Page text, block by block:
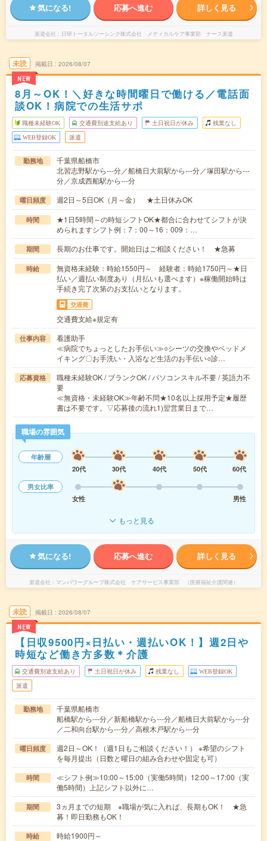
気になる! 応募へ進む 詳しく見る
派遣会社 日研トータルソーシング株式会社 メディカルケア事業部 ナース派遣
未読
NEW
掲載日 2026/08/07
8月～OK！＼好きな時間曜日で働ける／電話面
談OK！病院での生活サポ
職種未経験OK 交通費別途支給あり 土日祝日が休み 残業なし
WEB登録OK 派遣
勤務地
千葉県船橋市
北習志野駅から---分／船橋日大前駅から---分／塚田駅から---
分／京成西船駅から---分
曜日頻度 週2日～5日OK（月～金） ★土日休みOK
時間
★1日5時間～の時短シフトOK★都合に合わせてシフトが決
められますシフト例：7：00～16：009：…
期間 長期のお仕事です。開始日はご相談ください！ ★急募
時給
無資格未経験：時給1550円～ 経験者：時給1750円～★日
払い／週払い制度あり（月払いも選べます）※稼働開始時は
手続き完了次第のお支払いとなります。
交通費
交通費支給※規定有
仕事内容
看護助手
≪病院でちょっとしたお手伝い≫○シーツの交換やベッドメ
イキング〇お手洗い・入浴など生活のお手伝い○診…
応募資格
職種未経験OK / ブランクOK / パソコンスキル不要 / 英語力不
要
≪無資格・未経験OK≫年齢不問★10名以上採用予定★履歴
書は不要です。▽応募後の流れ1)翌営業日まで…
職場の雰囲気
年齢層
20代
30代 40代 50代
60代
男女比率
女性
男性
もっと見る
気になる! 応募へ進む 詳しく見る
派遣会社 マンパワーグループ株式会社 ケアサービス事業部 （医療福祉介護関連）
未読
NEW
掲載日 2026/08/07
【日収9500円×日払い・週払いOK！】週2日や
時短など働き方多数＊介護
交通費別途支給あり 土日祝日が休み 残業なし WEB登録OK
派遣
勤務地
千葉県船橋市
船橋駅から---分／新船橋駅から---分／船橋日大前駅から---分
／二和向台駅から---分／高根木戸駅から---分
曜日頻度
週2日～OK！（週1日もご相談ください！） ※希望のシフト
を毎月提出（日数と曜日の組み合わせや固定も可）
時間
≪シフト例≫10:00～15:00（実働5時間）12:00～17:00（実
働5時間）上記シフト以外に…
期間
3ヵ月までの短期 ※職場が気に入れば、長期もOK！ ★急
募！即日勤務もOK！
時給 時給1900円～